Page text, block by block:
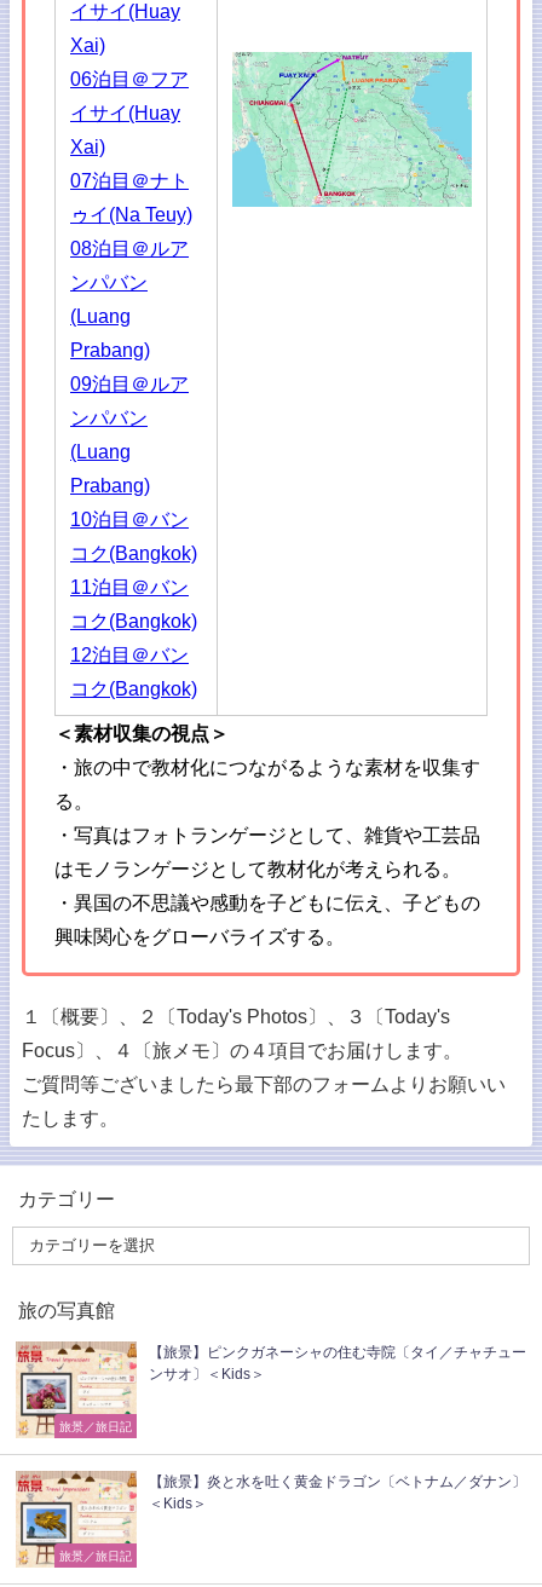
イサイ(Huay
Xai)
06泊目＠フア
イサイ(Huay
Xai)
07泊目＠ナト
ゥイ(Na Teuy)
08泊目＠ルア
ンパバン
(Luang
Prabang)
09泊目＠ルア
ンパバン
(Luang
Prabang)
10泊目＠バン
コク(Bangkok)
11泊目＠バン
コク(Bangkok)
12泊目＠バン
コク(Bangkok)
＜素材収集の視点＞
・旅の中で教材化につながるような素材を収集す
る。
・写真はフォトランゲージとして、雑貨や工芸品
はモノランゲージとして教材化が考えられる。
・異国の不思議や感動を子どもに伝え、子どもの
興味関心をグローバライズする。
１〔概要〕、２〔Today's Photos〕、３〔Today's
Focus〕、４〔旅メモ〕の４項目でお届けします。
ご質問等ございましたら最下部のフォームよりお願いい
たします。
カテゴリー
旅の写真館
旅景／旅日記
【旅景】ピンクガネーシャの住む寺院〔タイ／チャチュー
ンサオ〕＜Kids＞
旅景／旅日記
【旅景】炎と水を吐く黄金ドラゴン〔ベトナム／ダナン〕
＜Kids＞